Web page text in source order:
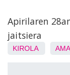
Apirilaren
jaitsiera
KIROLA